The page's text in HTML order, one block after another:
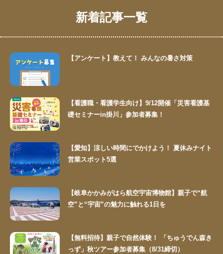
新着記事一覧
【アンケート】教えて！ みんなの暑さ対策
【看護職・看護学生向け】9/12開催「災害看護基
礎セミナーin掛川」参加者募集！
【愛知】涼しい時間にでかけよう！ 夏休みナイト
営業スポット5選
【岐阜かかみがはら航空宇宙博物館】親子で“航
空”と“宇宙”の魅力に触れる1日を
【無料招待】親子で自然体験！ 「ちゅうでん森き
っず」秋ツアー参加者募集（8/31締切）